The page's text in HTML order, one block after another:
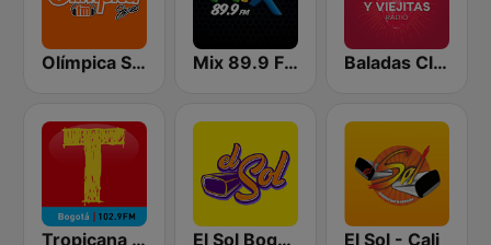
Olímpica Stereo Cali 104.5 FM Mix 89.9 FM Medellin Baladas Clásicas y Viejitas Radio
Tropicana Bogotá El Sol Bogotá El Sol - Cali